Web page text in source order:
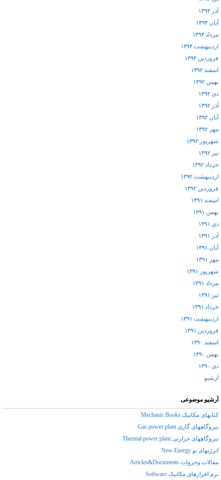
آذر ۱۳۹۴
آبان ۱۳۹۴
مرداد ۱۳۹۴
اردیبهشت ۱۳۹۴
فروردین ۱۳۹۴
اسفند ۱۳۹۲
بهمن ۱۳۹۲
دی ۱۳۹۲
آذر ۱۳۹۲
آبان ۱۳۹۲
مهر ۱۳۹۲
شهریور ۱۳۹۲
تیر ۱۳۹۲
خرداد ۱۳۹۲
اردیبهشت ۱۳۹۲
فروردین ۱۳۹۲
اسفند ۱۳۹۱
بهمن ۱۳۹۱
دی ۱۳۹۱
آذر ۱۳۹۱
آبان ۱۳۹۱
مهر ۱۳۹۱
شهریور ۱۳۹۱
مرداد ۱۳۹۱
تیر ۱۳۹۱
خرداد ۱۳۹۱
اردیبهشت ۱۳۹۱
فروردین ۱۳۹۱
اسفند ۱۳۹۰
بهمن ۱۳۹۰
دی ۱۳۹۰
آرشيو
آرشیو موضوعی
کتابهای مکانیک Mechanic Books
نیروگاههای گازی Gas power plant
نیروگاههای حرارتی Thermal power plant
انرژیهای نو New Energy
مقالات وجزوات Articles&Documents
نرم افزارهای مکانیک Software